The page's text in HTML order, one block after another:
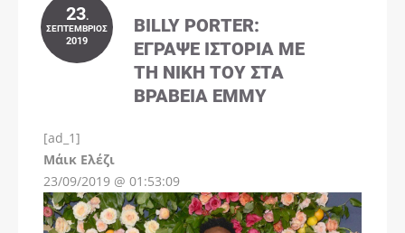
23.
ΣΕΠΤΈΜΒΡΙΟΣ
2019
BILLY PORTER:
ΈΓΡΑΨΕ ΙΣΤΟΡΊΑ ΜΕ
ΤΗ ΝΊΚΗ ΤΟΥ ΣΤΑ
ΒΡΑΒΕΊΑ EMMY
[ad_1]
Μάικ ΕλέζιInstagram
23/09/2019 @ 01:53:09